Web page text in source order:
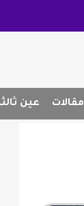
مقالات عين